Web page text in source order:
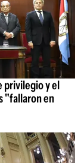
privilegio y el
"fallaron en